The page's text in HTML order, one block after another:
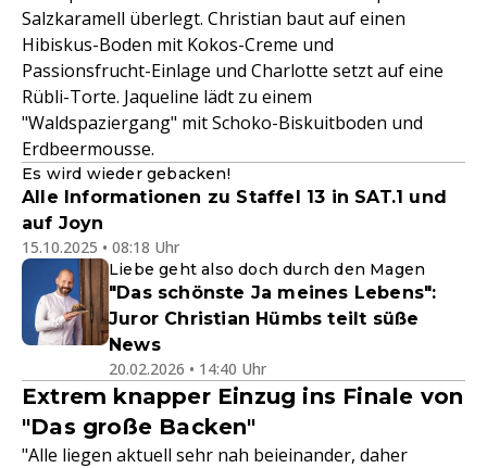
Salzkaramell überlegt. Christian baut auf einen
Hibiskus-Boden mit Kokos-Creme und
Passionsfrucht-Einlage und Charlotte setzt auf eine
Rübli-Torte. Jaqueline lädt zu einem
"Waldspaziergang" mit Schoko-Biskuitboden und
Erdbeermousse.
Es wird wieder gebacken!
Alle Informationen zu Staffel 13 in SAT.1 und
auf Joyn
15.10.2025 • 08:18 Uhr
Liebe geht also doch durch den Magen
"Das schönste Ja meines Lebens":
Juror Christian Hümbs teilt süße
News
20.02.2026 • 14:40 Uhr
Extrem knapper Einzug ins Finale von
"Das große Backen"
"Alle liegen aktuell sehr nah beieinander, daher